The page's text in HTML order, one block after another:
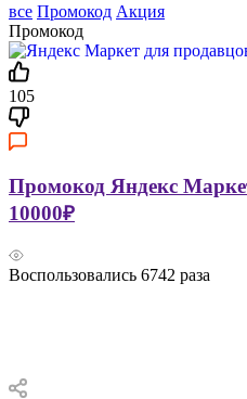
все Промокод Акция
Промокод
105
Промокод Яндекс
10000₽
Воспользовались 6742 раза